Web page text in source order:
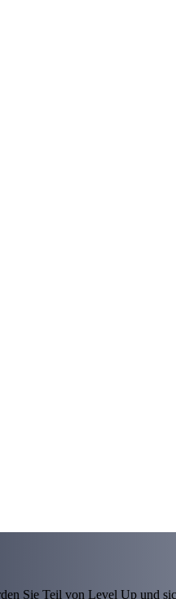
Sie Teil von Level Up und